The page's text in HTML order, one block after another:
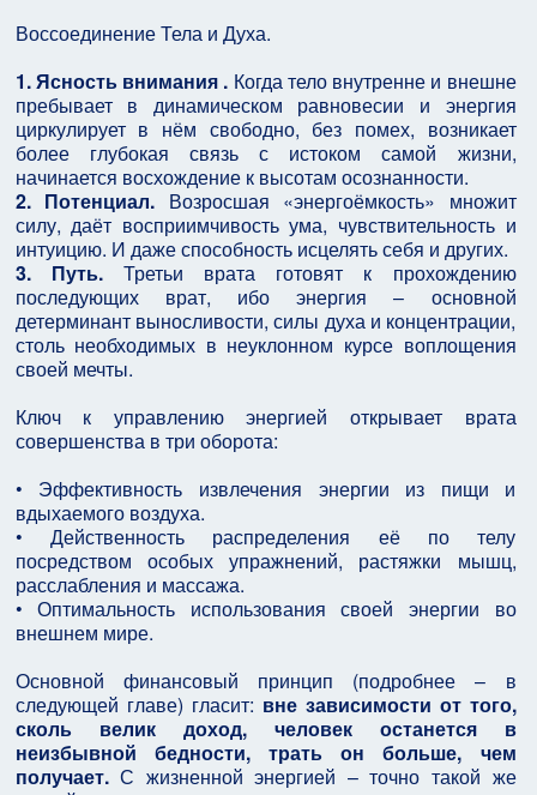
Воссоединение Тела и Духа.
1. Ясность внимания . Когда тело внутренне и внешне
пребывает в динамическом равновесии и энергия
циркулирует в нём свободно, без помех, возникает
более глубокая связь с истоком самой жизни,
начинается восхождение к высотам осознанности.
2. Потенциал. Возросшая «энергоёмкость» множит
силу, даёт восприимчивость ума, чувствительность и
интуицию. И даже способность исцелять себя и других.
3. Путь.Третьи врата готовят к прохождению
последующих врат, ибо энергия – основной
детерминант выносливости, силы духа и концентрации,
столь необходимых в неуклонном курсе воплощения
своей мечты.
Ключ к управлению энергией открывает врата
совершенства в три оборота:
• Эффективность извлечения энергии из пищи и
вдыхаемого воздуха.
• Действенность распределения её по телу
посредством особых упражнений, растяжки мышц,
расслабления и массажа.
• Оптимальность использования своей энергии во
внешнем мире.
Основной финансовый принцип (подробнее – в
следующей главе) гласит: вне зависимости от того,
сколь велик доход, человек останется в
неизбывной бедности, трать он больше, чем
получает.С жизненной энергией – точно такой же